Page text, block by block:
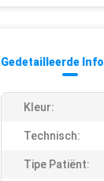
Gedetailleerde
Kleur:
Technisch:
Tipe Patiënt: